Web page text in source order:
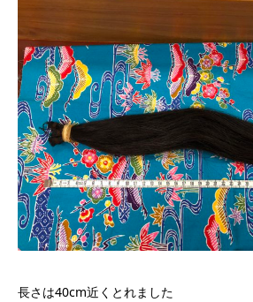
長さは40cm近くとれました